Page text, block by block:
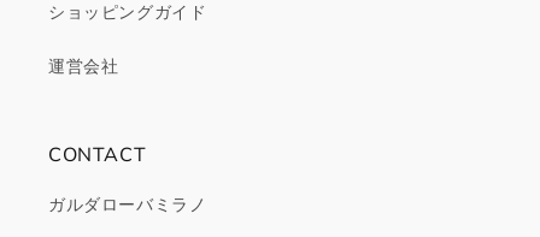
ショッピングガイド
運営会社
CONTACT
ガルダローバミラノ